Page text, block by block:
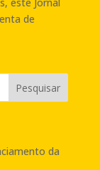
de
da